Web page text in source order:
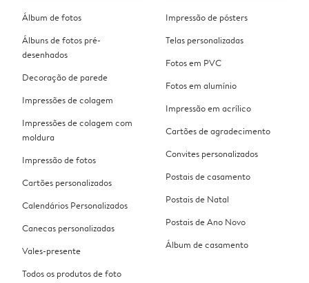
Álbum de fotos
Álbuns de fotos pré-
desenhados
Decoração de parede
Impressões de colagem
Impressões de colagem com
moldura
Impressão de fotos
Cartões personalizados
Calendários Personalizados
Canecas personalizadas
Vales-presente
Todos os produtos de foto
Impressão de pósters
Telas personalizadas
Fotos em PVC
Fotos em alumínio
Impressão em acrílico
Cartões de agradecimento
Convites personalizados
Postais de casamento
Postais de Natal
Postais de Ano Novo
Álbum de casamento